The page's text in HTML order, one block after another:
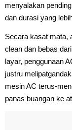
menyalakan
dan durasi yang
Secara kasat mata,
clean dan bebas
layar, penggunaan
justru
mesin AC terus-
panas buangan ke